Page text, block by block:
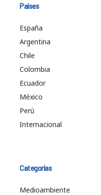
Países
España
Argentina
Chile
Colombia
Ecuador
México
Perú
Internacional
Categorías
Medioambiente